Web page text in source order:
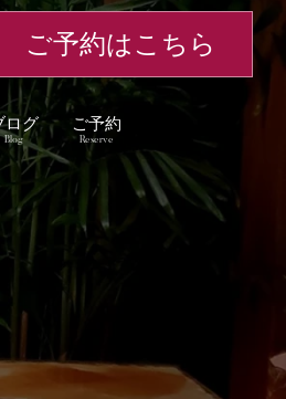
ご予約はこちら
ログ
Blog
ご予約
Reserve